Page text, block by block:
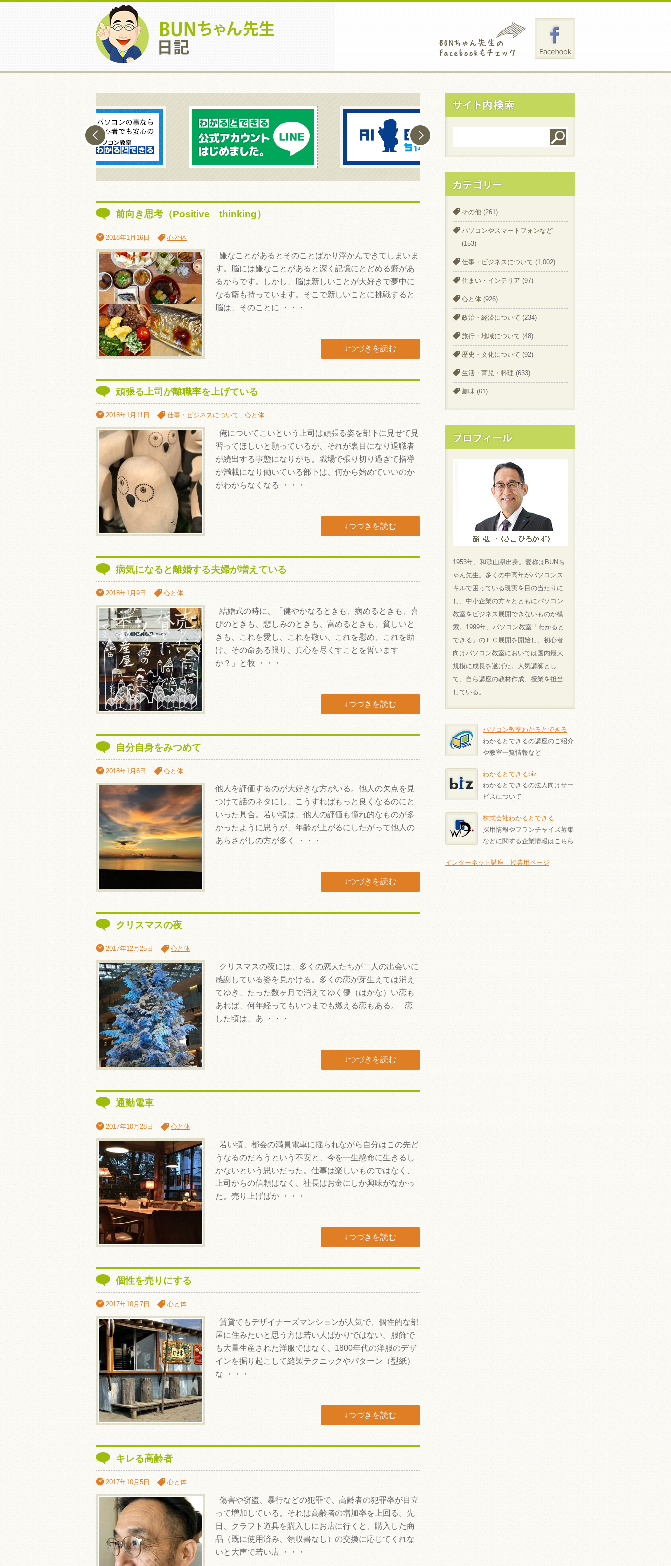
前向き思考（Positive thinking）
2018年1月16日 心と体
嫌なことがあるとそのことばかり浮かんできてしまいま
す。脳には嫌なことがあると深く記憶にとどめる癖があ
るからです。しかし、脳は新しいことが大好きで夢中に
なる癖も持っています。そこで新しいことに挑戦すると
脳は、そのことに ・・・
↓つづきを読む
頑張る上司が離職率を上げている
2018年1月11日 仕事・ビジネスについて , 心と体
俺についてこいという上司は頑張る姿を部下に見せて見
習ってほしいと願っているが、それが裏目になり退職者
が続出する事態になりがち。職場で張り切り過ぎて指導
が満載になり働いている部下は、何から始めていいのか
がわからなくなる ・・・
↓つづきを読む
病気になると離婚する夫婦が増えている
2018年1月9日 心と体
結婚式の時に、「健やかなるときも、病めるときも、喜
びのときも、悲しみのときも、富めるときも、貧しいと
きも、これを愛し、これを敬い、これを慰め、これを助
け、その命ある限り、真心を尽くすことを誓います
か？」と牧 ・・・
↓つづきを読む
自分自身をみつめて
2018年1月6日 心と体
他人を評価するのが大好きな方がいる。他人の欠点を見
つけて話のネタにし、こうすればもっと良くなるのにと
いった具合。若い頃は、他人の評価も憧れ的なものが多
かったように思うが、年齢が上がるにしたがって他人の
あらさがしの方が多く ・・・
↓つづきを読む
クリスマスの夜
2017年12月25日 心と体
クリスマスの夜には、多くの恋人たちが二人の出会いに
感謝している姿を見かける。多くの恋が芽生えては消え
てゆき、たった数ヶ月で消えてゆく儚（はかな）い恋も
あれば、何年経ってもいつまでも燃える恋もある。 恋
した頃は、あ ・・・
↓つづきを読む
通勤電車
2017年10月28日 心と体
若い頃、都会の満員電車に揺られながら自分はこの先ど
うなるのだろうという不安と、今を一生懸命に生きるし
かないという思いだった。仕事は楽しいものではなく、
上司からの信頼はなく、社長はお金にしか興味がなかっ
た。売り上げばか ・・・
↓つづきを読む
個性を売りにする
2017年10月7日 心と体
賃貸でもデザイナーズマンションが人気で、個性的な部
屋に住みたいと思う方は若い人ばかりではない。服飾で
も大量生産された洋服ではなく、1800年代の洋服のデザ
インを掘り起こして縫製テクニックやパターン（型紙）
な ・・・
↓つづきを読む
キレる高齢者
2017年10月5日 心と体
傷害や窃盗、暴行などの犯罪で、高齢者の犯罪率が目立
って増加している。それは高齢者の増加率を上回る。先
日、クラフト道具を購入しにお店に行くと、購入した商
品（既に使用済み、領収書なし）の交換に応じてくれな
いと大声で若い店 ・・・
その他 (261)
パソコンやスマートフォンなど
(153)
仕事・ビジネスについて (1,002)
住まい・インテリア (97)
心と体 (926)
政治・経済について (234)
旅行・地域について (48)
歴史・文化について (92)
生活・育児・料理 (633)
趣味 (61)
1953年、和歌山県出身。愛称はBUNち
ゃん先生。多くの中高年がパソコンス
キルで困っている現実を目の当たりに
し、中小企業の方々とともにパソコン
教室をビジネス展開できないものか模
索。1999年、パソコン教室「わかると
できる」のＦＣ展開を開始し、初心者
向けパソコン教室においては国内最大
規模に成長を遂げた。人気講師とし
て、自ら講座の教材作成、授業を担当
している。
パソコン教室わかるとできる
わかるとできるの講座のご紹介
や教室一覧情報など
わかるとできるbiz
わかるとできるの法人向けサー
ビスについて
株式会社わかるとできる
採用情報やフランチャイズ募集
などに関する企業情報はこちら
インターネット講座 授業用ページ